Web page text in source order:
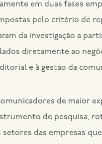
em duas fases
pelo critério de
da investigação a
diretamente ao
e à gestão da
de maior
de pesquisa,
das empresas